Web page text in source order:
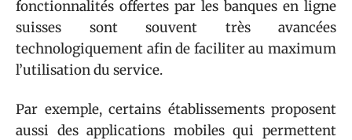
fonctionnalités offertes par les banques en ligne
suisses sont souvent très avancées
technologiquement afin de faciliter au maximum
l’utilisation du service.
Par exemple, certains établissements proposent
aussi des applications mobiles qui permettent